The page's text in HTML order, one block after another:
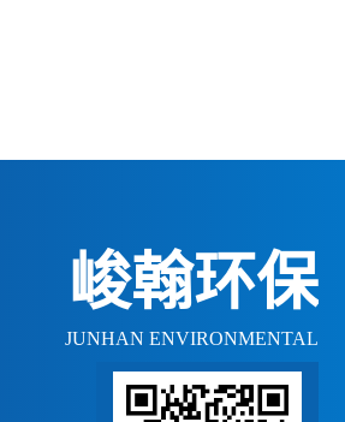
峻翰环保
JUNHAN ENVIRONMENTAL